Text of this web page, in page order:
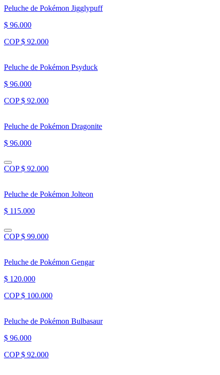
Peluche de Pokémon Jigglypuff
$ 96.000
COP $ 92.000
Peluche de Pokémon Psyduck
$ 96.000
COP $ 92.000
Peluche de Pokémon Dragonite
$ 96.000
COP $ 92.000
Peluche de Pokémon Jolteon
$ 115.000
COP $ 99.000
Peluche de Pokémon Gengar
$ 120.000
COP $ 100.000
Peluche de Pokémon Bulbasaur
$ 96.000
COP $ 92.000